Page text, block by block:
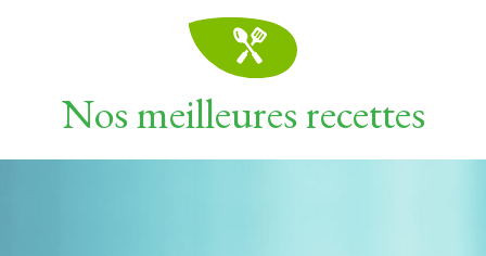
Nos meilleures recettes